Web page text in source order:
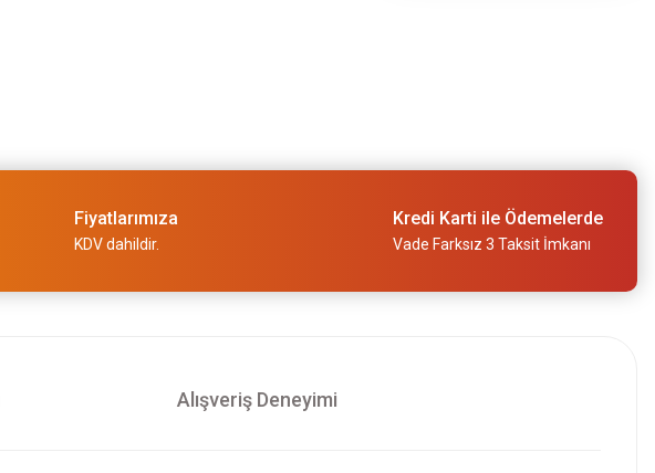
Fiyatlarımıza
KDV dahildir.
Kredi Karti ile Ödemelerde
Vade Farksız 3 Taksit İmkanı
Alışveriş Deneyimi